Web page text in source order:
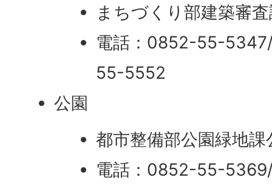
まちづくり部建築審
電話：0852-55-
55-5552
公園
都市整備部公園緑地課
電話：0852-55-